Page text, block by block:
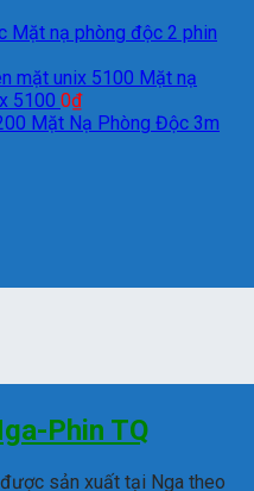
Mặt nạ phòng độc 2 phin
Mặt nạ
5100 0₫
Mặt Nạ Phòng Độc 3m
Phin TQ
sản xuất tại Nga theo